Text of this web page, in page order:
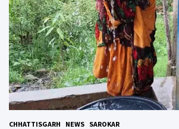
CHHATTISGARH NEWS SAROKAR